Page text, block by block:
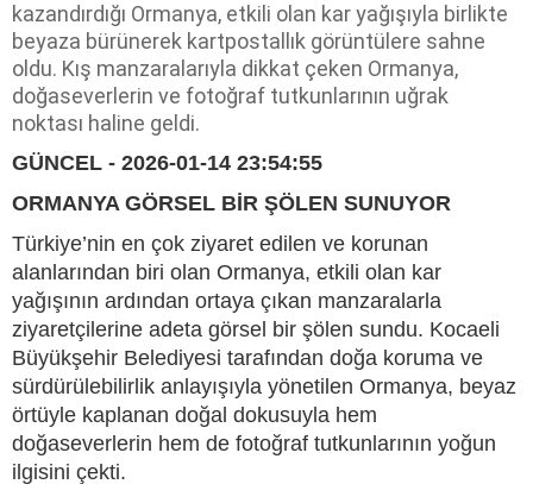
kazandırdığı Ormanya, etkili olan kar yağışıyla birlikte
beyaza bürünerek kartpostallık görüntülere sahne
oldu. Kış manzaralarıyla dikkat çeken Ormanya,
doğaseverlerin ve fotoğraf tutkunlarının uğrak
noktası haline geldi.
GÜNCEL - 2026-01-14 23:54:55
ORMANYA GÖRSEL BİR ŞÖLEN SUNUYOR
Türkiye’nin en çok ziyaret edilen ve korunan
alanlarından biri olan Ormanya, etkili olan kar
yağışının ardından ortaya çıkan manzaralarla
ziyaretçilerine adeta görsel bir şölen sundu. Kocaeli
Büyükşehir Belediyesi tarafından doğa koruma ve
sürdürülebilirlik anlayışıyla yönetilen Ormanya, beyaz
örtüyle kaplanan doğal dokusuyla hem
doğaseverlerin hem de fotoğraf tutkunlarının yoğun
ilgisini çekti.